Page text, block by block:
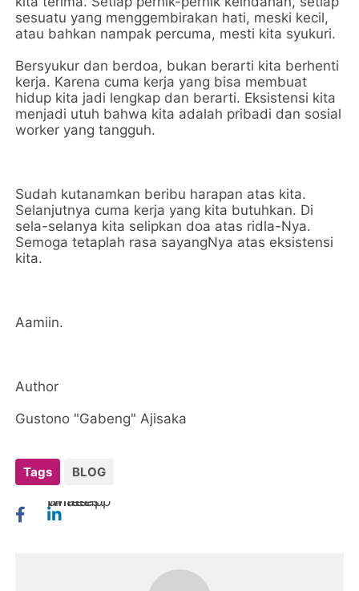
sesuatu yang menggembirakan hati, meski kecil,
atau bahkan nampak percuma, mesti kita syukuri.
Bersyukur dan berdoa, bukan berarti kita berhenti
kerja. Karena cuma kerja yang bisa membuat
hidup kita jadi lengkap dan berarti. Eksistensi kita
menjadi utuh bahwa kita adalah pribadi dan sosial
worker yang tangguh.
Sudah kutanamkan beribu harapan atas kita.
Selanjutnya cuma kerja yang kita butuhkan. Di
sela-selanya kita selipkan doa atas ridla-Nya.
Semoga tetaplah rasa sayangNya atas eksistensi
kita.
Aamiin.
Author
Gustono "Gabeng" Ajisaka
Tags BLOG
twitter
whatsapp
pinterest